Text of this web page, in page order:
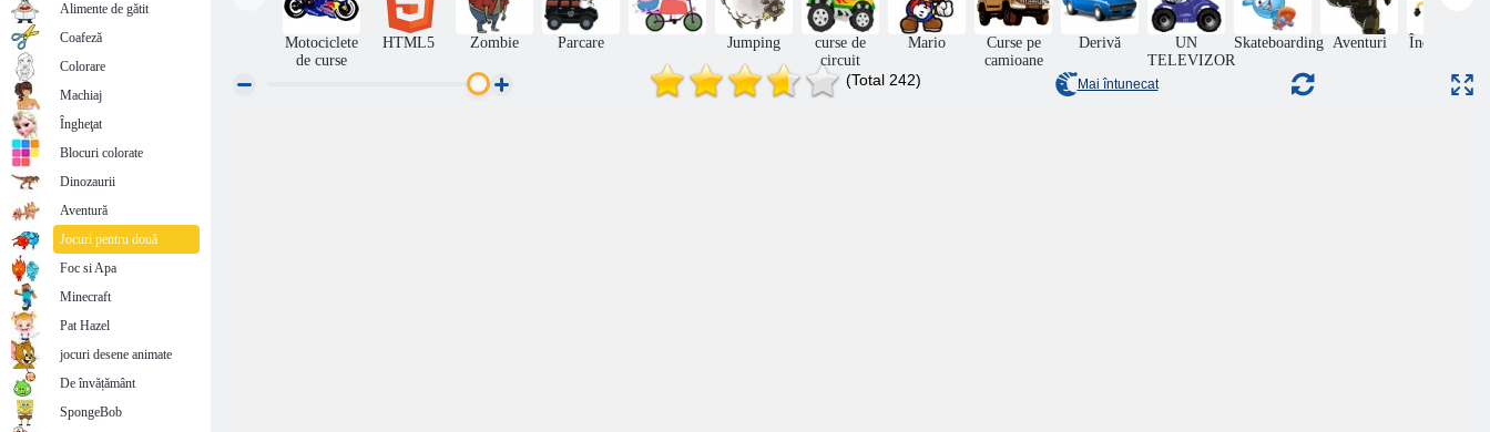
Trafic cu
motociclete
Moto Beach
Vegas Crime
City
Wheelie Cross Motor Hero
Cursa de
biciclete extreme
Motociclete
de curse
HTML5 Zombie Parcare Jumping
curse de
circuit
Mario
Curse pe
camioane
Derivă
UN
TELEVIZOR
Skateboarding Aventuri Îndemânare
(Total 242) Mai întunecat
Alimente de gătit
Coafeză
Colorare
Machiaj
Îngheţat
Blocuri colorate
Dinozaurii
Aventură
Jocuri pentru două
Foc si Apa
Minecraft
Pat Hazel
jocuri desene animate
De învățământ
SpongeBob